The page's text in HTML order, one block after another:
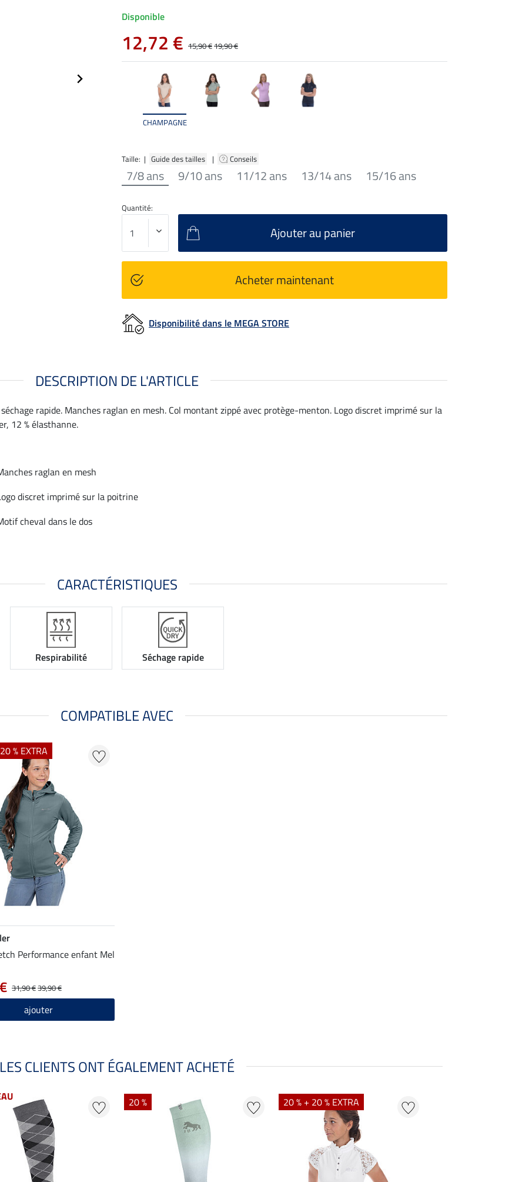
CHAMPAGNE
Taille: | Guide des tailles | Conseils
7/8 ans 9/10 ans 11/12 ans 13/14 ans 15/16 ans
Disponible
12,72 € 15,90 €19,90 €
Quantité:
Ajouter au panier
Acheter maintenant
Disponibilité dans le MEGA STORE
DESCRIPTION DE L'ARTICLE
rapide. Manches raglan en mesh. Col montant zippé avec protège-menton. Logo discret imprimé sur la
12 % élasthanne.
raglan en mesh
discret imprimé sur la poitrine
cheval dans le dos
CARACTÉRISTIQUES
Respirabilité Séchage rapide
COMPATIBLE AVEC
% EXTRA
Performance enfant Mel
31,90 €39,90 €
ajouter
LES CLIENTS ONT ÉGALEMENT ACHETÉ
20 % 20 % + 20 % EXTRA